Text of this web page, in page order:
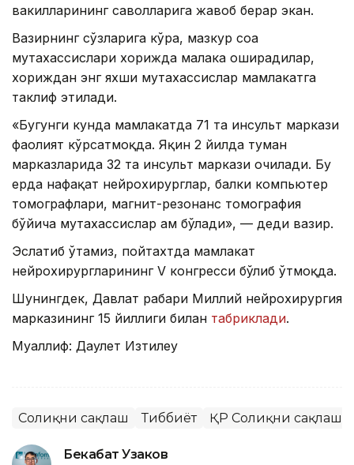
вакилларининг саволларига жавоб берар экан.
Вазирнинг сўзларига кўра, мазкур соҳа
мутахассислари хорижда малака оширадилар,
хориждан энг яхши мутахассислар мамлакатга
таклиф этилади.
«Бугунги кунда мамлакатда 71 та инсульт маркази
фаолият кўрсатмоқда. Яқин 2 йилда туман
марказларида 32 та инсульт маркази очилади. Бу
ерда нафақат нейрохирурглар, балки компьютер
томографлари, магнит-резонанс томография
бўйича мутахассислар ҳам бўлади», — деди вазир.
Эслатиб ўтамиз, пойтахтда мамлакат
нейрохирургларининг V конгресси бўлиб ўтмоқда.
Шунингдек, Давлат раҳбари Миллий нейрохирургия
марказининг 15 йиллиги билан табриклади.
Муаллиф: Даулет Изтилеу
Соғлиқни сақлаш Тиббиёт ҚР Соғлиқни сақлаш
Бекабат Узаков